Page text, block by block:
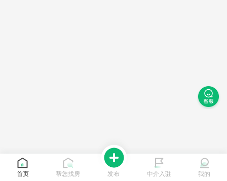
首页 帮您找房 发布 中介入驻 我的